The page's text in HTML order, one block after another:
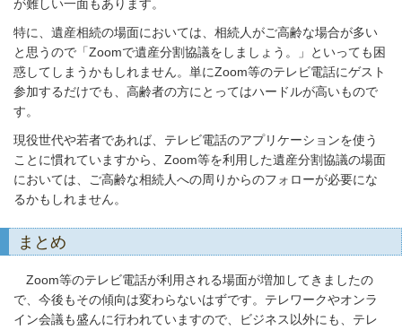
が難しい一面もあります。
特に、遺産相続の場面においては、相続人がご高齢な場合が多い
と思うので「Zoomで遺産分割協議をしましょう。」といっても困
惑してしまうかもしれません。単にZoom等のテレビ電話にゲスト
参加するだけでも、高齢者の方にとってはハードルが高いもので
す。
現役世代や若者であれば、テレビ電話のアプリケーションを使う
ことに慣れていますから、Zoom等を利用した遺産分割協議の場面
においては、ご高齢な相続人への周りからのフォローが必要にな
るかもしれません。
まとめ
Zoom等のテレビ電話が利用される場面が増加してきましたの
で、今後もその傾向は変わらないはずです。テレワークやオンラ
イン会議も盛んに行われていますので、ビジネス以外にも、テレ